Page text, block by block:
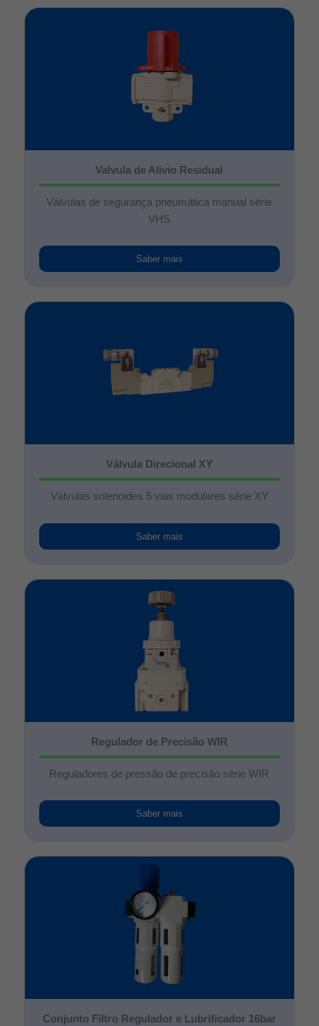
Valvula de Alivio Residual
Válvulas de segurança pneumática manual série
VHS
Saber mais
Válvula Direcional XY
Válvulas solenoides 5 vias modulares série XY
Saber mais
Regulador de Precisão WIR
Reguladores de pressão de precisão série WIR
Saber mais
Conjunto Filtro Regulador e Lubrificador 16bar